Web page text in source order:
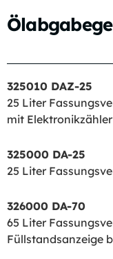
325010 DAZ-25
25 Liter
mit Elektronikzähler
325000 DA-25
25 Liter
326000 DA-70
65 Liter
Füllstandsanzeige